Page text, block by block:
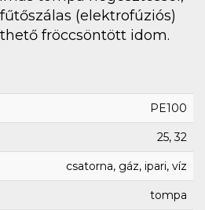
(elektrofúziós)
fröccsöntött idom.
PE100
25, 32
csatorna, gáz, ipari, víz
tompa